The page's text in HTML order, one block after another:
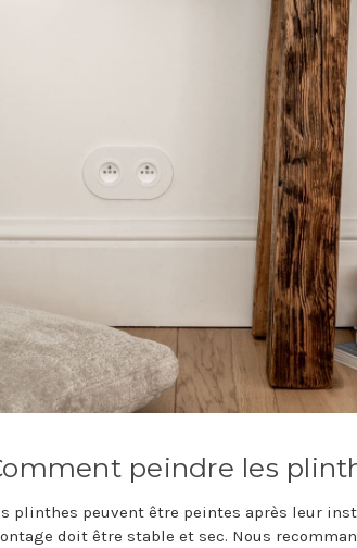
peindre les
plinthes peuvent être peintes après leur
doit être stable et sec. Nous